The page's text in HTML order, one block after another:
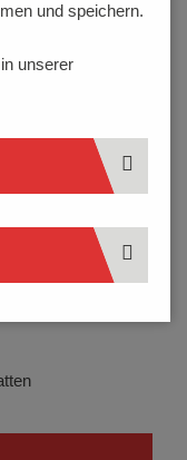
und speichern.
unserer